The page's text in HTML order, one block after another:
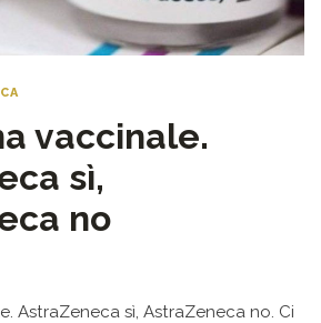
vaccinale.
sì,
no
AstraZeneca sì, AstraZeneca no. Ci